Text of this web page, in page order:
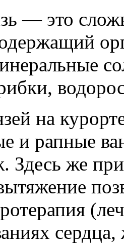
— это
на
и рапные
Здесь же